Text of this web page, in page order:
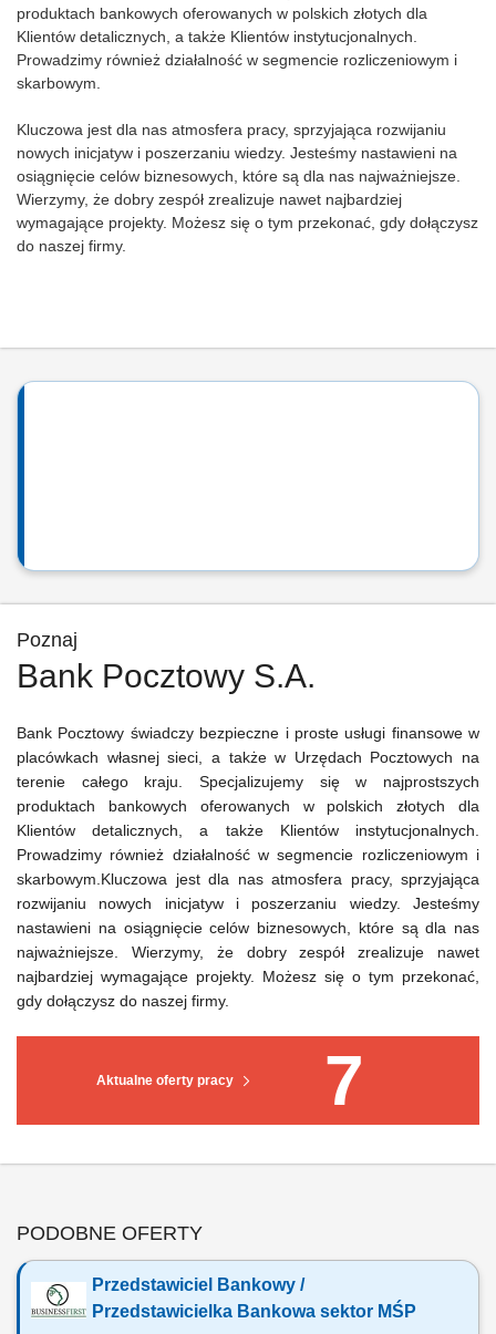
produktach bankowych oferowanych w polskich złotych dla
Klientów detalicznych, a także Klientów instytucjonalnych.
Prowadzimy również działalność w segmencie rozliczeniowym i
skarbowym.
Kluczowa jest dla nas atmosfera pracy, sprzyjająca rozwijaniu
nowych inicjatyw i poszerzaniu wiedzy. Jesteśmy nastawieni na
osiągnięcie celów biznesowych, które są dla nas najważniejsze.
Wierzymy, że dobry zespół zrealizuje nawet najbardziej
wymagające projekty. Możesz się o tym przekonać, gdy dołączysz
do naszej firmy.
Poznaj
Bank Pocztowy S.A.
Aktualne oferty pracy 7
Bank Pocztowy świadczy bezpieczne i proste usługi finansowe w
placówkach własnej sieci, a także w Urzędach Pocztowych na
terenie całego kraju. Specjalizujemy się w najprostszych
produktach bankowych oferowanych w polskich złotych dla
Klientów detalicznych, a także Klientów instytucjonalnych.
Prowadzimy również działalność w segmencie rozliczeniowym i
skarbowym.Kluczowa jest dla nas atmosfera pracy, sprzyjająca
rozwijaniu nowych inicjatyw i poszerzaniu wiedzy. Jesteśmy
nastawieni na osiągnięcie celów biznesowych, które są dla nas
najważniejsze. Wierzymy, że dobry zespół zrealizuje nawet
najbardziej wymagające projekty. Możesz się o tym przekonać,
gdy dołączysz do naszej firmy.
PODOBNE OFERTY
Przedstawiciel Bankowy /
Przedstawicielka Bankowa sektor MŚP